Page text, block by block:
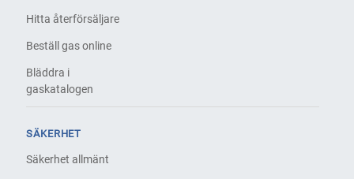
Hitta återförsäljare
Beställ gas online
Bläddra i
gaskatalogen
SÄKERHET
Säkerhet allmänt